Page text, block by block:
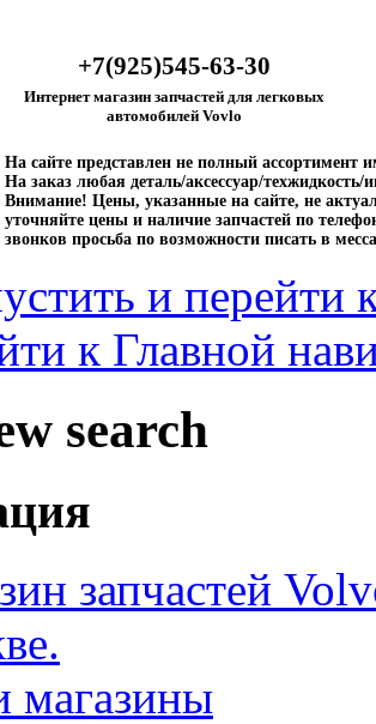
+7(925)545-63-30
Интернет магазин запчастей для легковых
автомобилей Vovlo
На сайте представлен не полный ассортимент
На заказ любая деталь/аксессуар/техжидкость/
Внимание! Цены, указанные на сайте, не
уточняйте цены и наличие запчастей по
звонков просьба по возможности писать в
и перейти
к Главной
search
запчастей